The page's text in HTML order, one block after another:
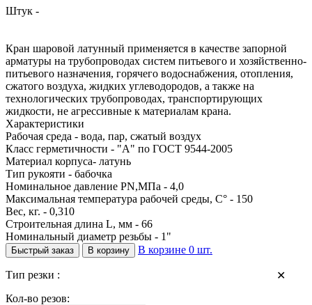
Штук -
Кран шаровой латунный применяется в качестве запорной
арматуры на трубопроводах систем питьевого и хозяйственно-
питьевого назначения, горячего водоснабжения, отопления,
сжатого воздуха, жидких углеводородов, а также на
технологических трубопроводах, транспортирующих
жидкости, не агрессивные к материалам крана.
Характеристики
Рабочая среда - вода, пар, сжатый воздух
Класс герметичности - "А" по ГОСТ 9544-2005
Материал корпуса- латунь
Тип рукояти - бабочка
Номинальное давление PN,МПа - 4,0
Максимальная температура рабочей среды, С° - 150
Вес, кг. - 0,310
Строительная длина L, мм - 66
Номинальный диаметр резьбы - 1"
Быстрый заказ В корзину В корзине 0 шт.
✕
Тип резки :
Кол-во резов: